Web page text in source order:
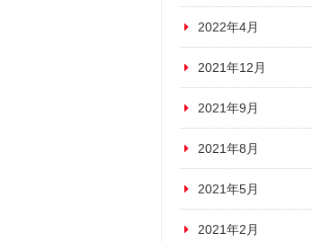
2022年4月
2021年12月
2021年9月
2021年8月
2021年5月
2021年2月